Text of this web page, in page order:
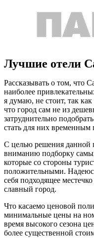
Лучшие отели
Рассказывать о том, что
наиболее
я думаю, не стоит, так
что город сам не из
затруднительно
стать для них
С целью решения данной
вниманию подборку
которые со стороны
положительными.
себя подходящее
славный город.
Что касаемо ценовой
минимальные цены на
время высокого сезона
более существенной